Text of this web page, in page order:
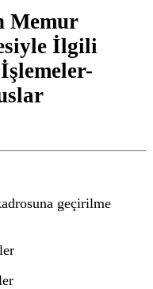
Memur
İlgili
geçirilme